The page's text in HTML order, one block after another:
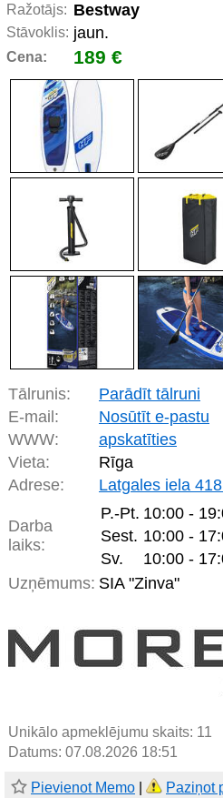
Ražotājs: Bestway
Stāvoklis: jaun.
Cena: 189 €
Tālrunis:
Parādīt tālruni
E-mail:
Nosūtīt e-pastu
WWW:
apskatīties
Vieta:
Rīga
Adrese:
Latgales iela
Darba
laiks:
P.-Pt. 10:00 -
Sest. 10:00 -
Sv.
10:00 -
Uzņēmums: SIA "Zinva"
Unikālo apmeklējumu skaits: 11
Datums: 07.08.2026 18:51
Pievienot Memo Paziņot